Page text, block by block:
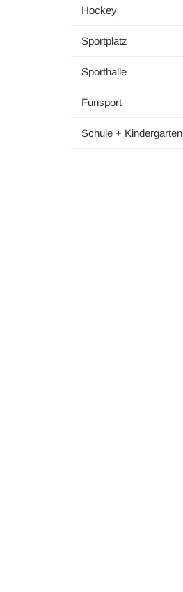
Hockey
Sportplatz
Sporthalle
Funsport
Schule + Kindergarten